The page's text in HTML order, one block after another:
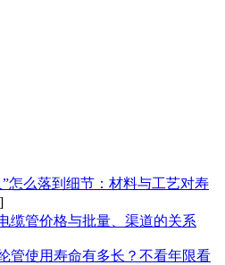
怎么落到细节：材料与工艺对寿
缆管价格与批量、渠道的关系
管使用寿命有多长？不看年限看